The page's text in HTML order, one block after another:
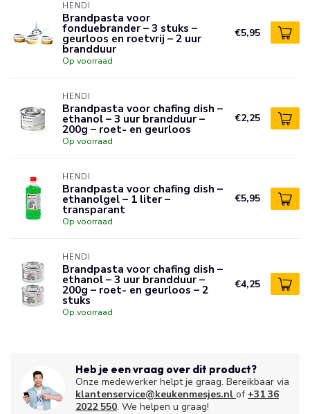
HENDI
Brandpasta voor
fonduebrander – 3 stuks –
geurloos en roetvrij – 2 uur
brandduur
Op voorraad
€5,95
HENDI
Brandpasta voor chafing dish –
ethanol – 3 uur brandduur –
200g – roet- en geurloos
Op voorraad
€2,25
HENDI
Brandpasta voor chafing dish –
ethanolgel – 1 liter –
transparant
Op voorraad
€5,95
HENDI
Brandpasta voor chafing dish –
ethanol – 3 uur brandduur –
200g – roet- en geurloos – 2
stuks
Op voorraad
€4,25
Heb je een vraag over dit product?
Onze medewerker helpt je graag. Bereikbaar via
klantenservice@keukenmesjes.nl of +31 36
2022 550. We helpen u graag!